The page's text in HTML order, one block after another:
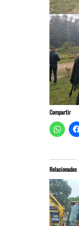
Compartir
Relacionados